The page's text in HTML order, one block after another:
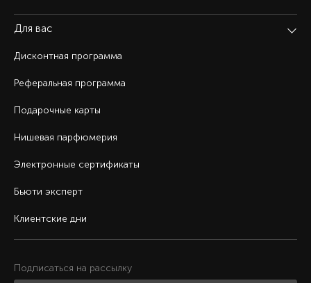
Для вас
Дисконтная программа
Реферальная программа
Подарочные карты
Нишевая парфюмерия
Электронные сертификаты
Бьюти эксперт
Клиентские дни
Подписаться на рассылку